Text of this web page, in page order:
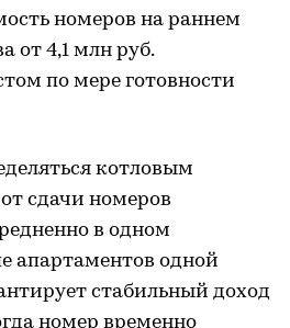
номеров на раннем
от 4,1 млн руб.
по мере готовности
котловым
сдачи номеров
в одном
апартаментов одной
стабильный доход
номер временно